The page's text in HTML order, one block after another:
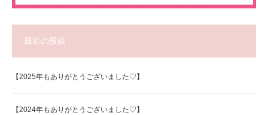
最近の投稿
【2025年もありがとうございました♡】
【2024年もありがとうございました♡】